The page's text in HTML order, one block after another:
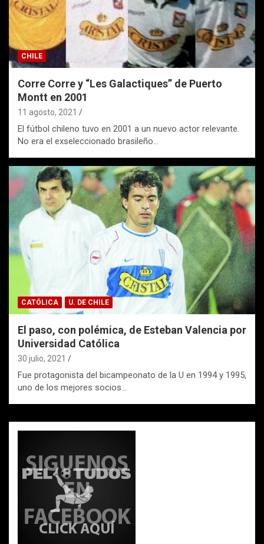
CHILE
Corre Corre y “Les Galactiques” de Puerto
Montt en 2001
11 agosto, 2021
El fútbol chileno tuvo en 2001 a un nuevo actor relevante.
No era el exseleccionado brasileño…
CATÓLICA U. DE CHILE
El paso, con polémica, de Esteban Valencia por
Universidad Católica
30 julio, 2021
Fue protagonista del bicampeonato de la U en 1994 y 1995,
uno de los mejores socios…